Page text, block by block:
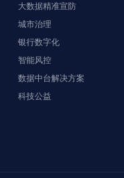
大数据精准宣防
城市治理
银行数字化
智能风控
数据中台解决方案
科技公益